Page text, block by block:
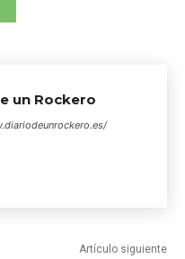
un Rockero
Artículo siguiente